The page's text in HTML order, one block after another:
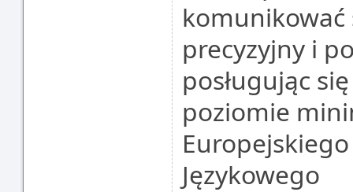
komunikować
precyzyjny i
posługując
poziomie
Językowego